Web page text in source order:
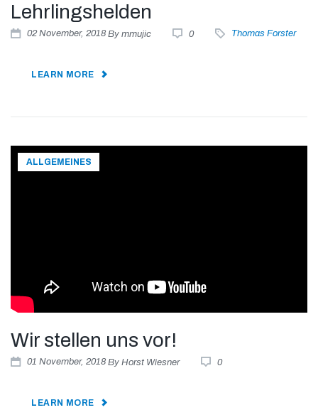
Lehrlingshelden
02November, 2018 By mmujic 0 Thomas Forster
LEARN MORE
ALLGEMEINES
Wir stellen uns vor!
01 November, 2018 By Horst Wiesner 0
LEARN MORE